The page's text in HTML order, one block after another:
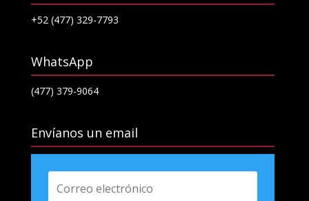
+52 (477) 329-7793
WhatsApp
(477) 379-9064
Envíanos un email